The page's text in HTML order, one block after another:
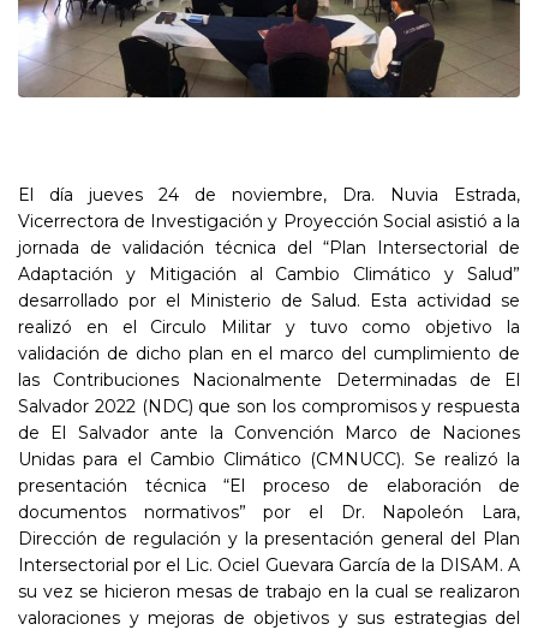
El día jueves 24 de noviembre, Dra. Nuvia Estrada,
Vicerrectora de Investigación y Proyección Social asistió a la
jornada de validación técnica del “Plan Intersectorial de
Adaptación y Mitigación al Cambio Climático y Salud”
desarrollado por el Ministerio de Salud. Esta actividad se
realizó en el Circulo Militar y tuvo como objetivo la
validación de dicho plan en el marco del cumplimiento de
las Contribuciones Nacionalmente Determinadas de El
Salvador 2022 (NDC) que son los compromisos y respuesta
de El Salvador ante la Convención Marco de Naciones
Unidas para el Cambio Climático (CMNUCC). Se realizó la
presentación técnica “El proceso de elaboración de
documentos normativos” por el Dr. Napoleón Lara,
Dirección de regulación y la presentación general del Plan
Intersectorial por el Lic. Ociel Guevara García de la DISAM. A
su vez se hicieron mesas de trabajo en la cual se realizaron
valoraciones y mejoras de objetivos y sus estrategias del